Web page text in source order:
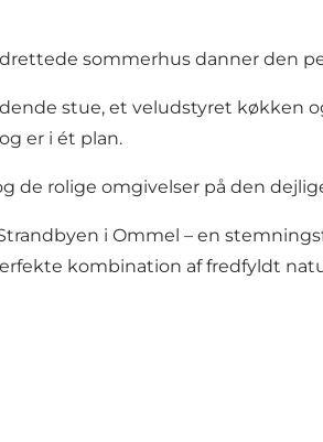
sommerhus danner den
stue, et veludstyret køkken
er i ét plan.
de rolige omgivelser på den
i Ommel – en
kombination af fredfyldt